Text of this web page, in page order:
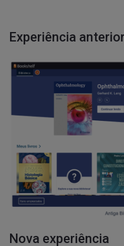
Experiência anterior
Nova experiência